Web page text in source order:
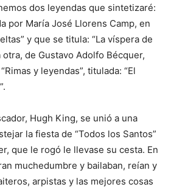
dos leyendas que sintetizaré:
por María José Llorens Camp, en
y que se titula: “La víspera de
otra, de Gustavo Adolfo Bécquer,
y leyendas”, titulada: “El
Hugh King, se unió a una
la fiesta de “Todos los Santos”
que le rogó le llevase su cesta. En
muchedumbre y bailaban, reían y
arpistas y las mejores cosas